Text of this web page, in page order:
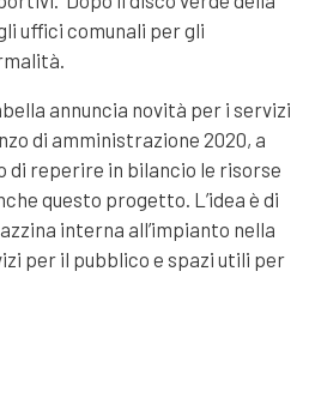
uffici comunali per gli
annuncia novità per i servizi
di amministrazione 2020, a
di reperire in bilancio le risorse
questo progetto. L’idea è di
interna all’impianto nella
per il pubblico e spazi utili per